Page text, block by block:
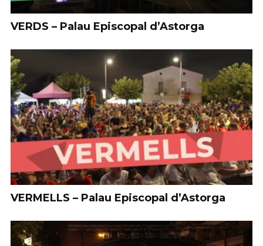
VERDS – Palau Episcopal d’Astorga
VERMELLS – Palau Episcopal d’Astorga